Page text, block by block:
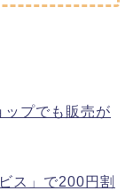
ップでも販売が
ス」で200円割